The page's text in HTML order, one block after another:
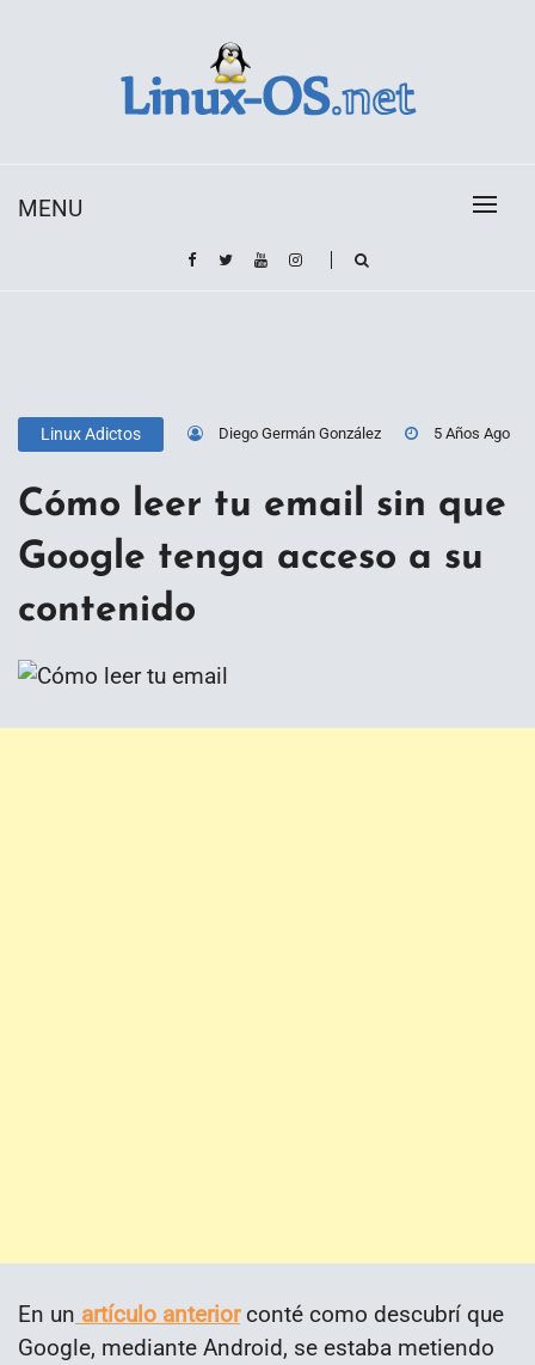
MENU
Linux Adictos Diego Germán González 5 Años Ago
Cómo leer tu email sin que
Google tenga acceso a su
contenido
En un artículo anteriorconté como descubrí que
Google, mediante Android, se estaba metiendo